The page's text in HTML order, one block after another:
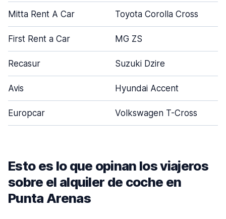
Mitta Rent A Car Toyota Corolla Cross
First Rent a Car MG ZS
Recasur Suzuki Dzire
Avis Hyundai Accent
Europcar Volkswagen T-Cross
Esto es lo que opinan los viajeros
sobre el alquiler de coche en
Punta Arenas